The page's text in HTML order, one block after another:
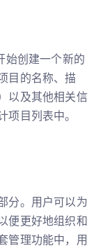
始创建一个新的
目的名称、描
以及其他相关信
目列表中。
分。用户可以为
便更好地组织和
管理功能中，用